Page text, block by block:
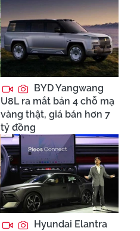
BYD Yangwang
U8L ra mắt bản 4 chỗ mạ
vàng thật, giá bán hơn 7
tỷ đồng
Hyundai Elantra